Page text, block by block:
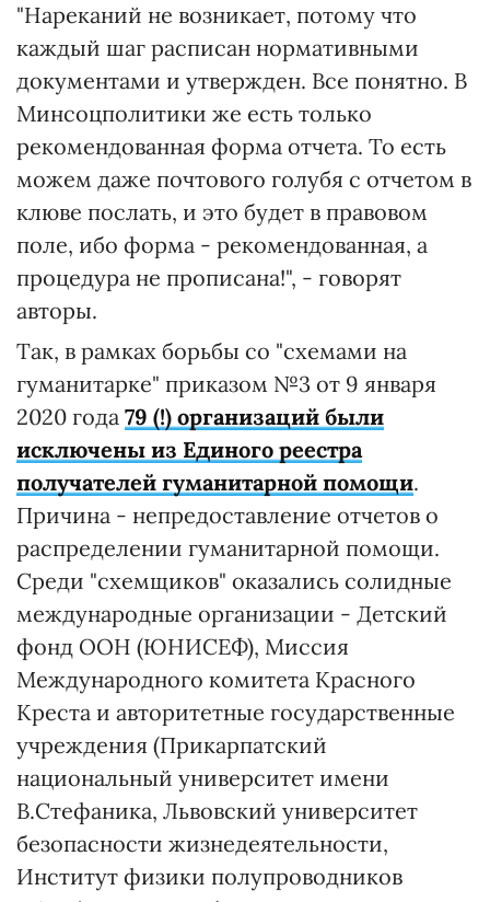
"Нареканий не возникает, потому что
каждый шаг расписан нормативными
документами и утвержден. Все понятно. В
Минсоцполитики же есть только
рекомендованная форма отчета. То есть
можем даже почтового голубя с отчетом в
клюве послать, и это будет в правовом
поле, ибо форма - рекомендованная, а
процедура не прописана!", - говорят
авторы.
Так, в рамках борьбы со "схемами на
гуманитарке" приказом №3 от 9 января
2020 года 79 (!) организаций были
исключены из Единого реестра
получателей гуманитарной помощи.
Причина - непредоставление отчетов о
распределении гуманитарной помощи.
Среди "схемщиков" оказались солидные
международные организации - Детский
фонд ООН (ЮНИСЕФ), Миссия
Международного комитета Красного
Креста и авторитетные государственные
учреждения (Прикарпатский
национальный университет имени
В.Стефаника, Львовский университет
безопасности жизнедеятельности,
Институт физики полупроводников